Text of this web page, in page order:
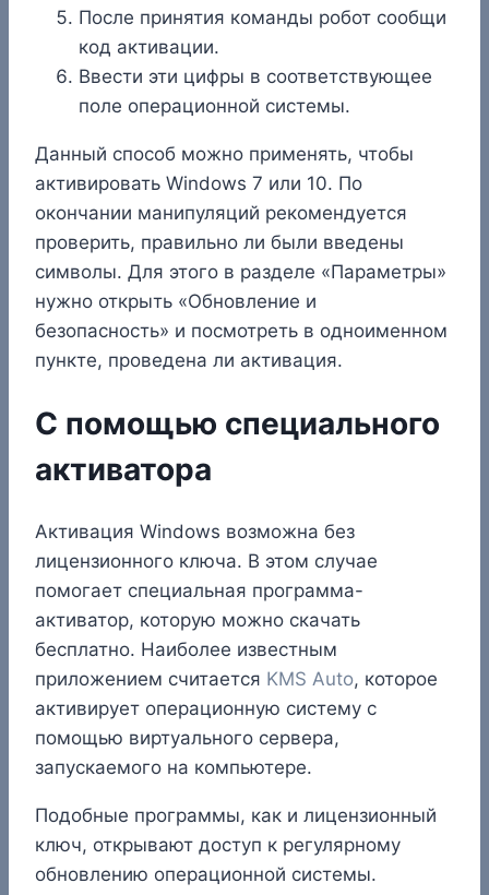
После принятия команды робот сообщи
код активации.
Ввести эти цифры в соответствующее
поле операционной системы.
Данный способ можно применять, чтобы
активировать Windows 7 или 10. По
окончании манипуляций рекомендуется
проверить, правильно ли были введены
символы. Для этого в разделе «Параметры»
нужно открыть «Обновление и
безопасность» и посмотреть в одноименном
пункте, проведена ли активация.
С помощью специального
активатора
Активация Windows возможна без
лицензионного ключа. В этом случае
помогает специальная программа-
активатор, которую можно скачать
бесплатно. Наиболее известным
приложением считается KMS Auto, которое
активирует операционную систему с
помощью виртуального сервера,
запускаемого на компьютере.
Подобные программы, как и лицензионный
ключ, открывают доступ к регулярному
обновлению операционной системы.